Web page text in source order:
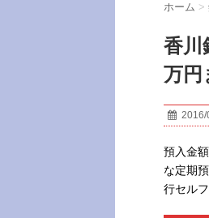
ホーム >
香川
万円
2016/
預入金
な定期
行セル